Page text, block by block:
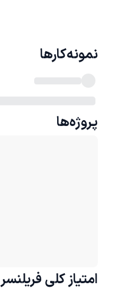
نمونه‌کارها
پروژه‌ها
امتیاز کلی فریلنسر